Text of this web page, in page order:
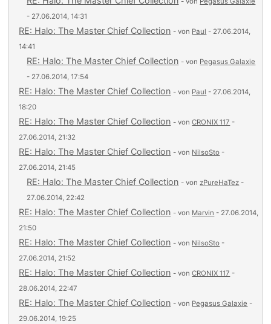
- 27.06.2014, 14:31
RE: Halo: The Master Chief Collection - von Paul - 27.06.2014,
14:41
RE: Halo: The Master Chief Collection - von Pegasus Galaxie
- 27.06.2014, 17:54
RE: Halo: The Master Chief Collection - von Paul - 27.06.2014,
18:20
RE: Halo: The Master Chief Collection - vonCRONIX 117 -
27.06.2014, 21:32
RE: Halo: The Master Chief Collection - von NilsoSto -
27.06.2014, 21:45
RE: Halo: The Master Chief Collection - vonzPureHaTez -
27.06.2014, 22:42
RE: Halo: The Master Chief Collection - von Marvin - 27.06.2014,
21:50
RE: Halo: The Master Chief Collection - von NilsoSto -
27.06.2014, 21:52
RE: Halo: The Master Chief Collection - vonCRONIX 117 -
28.06.2014, 22:47
RE: Halo: The Master Chief Collection - von Pegasus Galaxie -
29.06.2014, 19:25